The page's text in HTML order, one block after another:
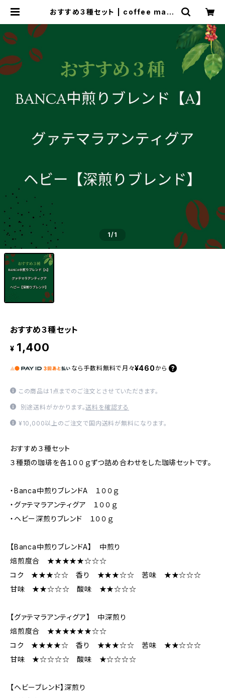
おすすめ３種セット | coffee mark
1/1
おすすめ３種セット
¥ 1,400
なら 手数料無料で 月々¥460 から
この商品は1点までのご注文とさせていただきます。
別途送料がかかります。送料を確認する
¥10,000以上のご注文で国内送料が無料になります。
おすすめ３種セット
３種類の珈琲を各１００ｇずつ詰め合わせをした珈琲セットです。
・Banca中煎りブレンドA １００ｇ
・グァテマラアンティグア １００ｇ
・ヘビー深煎りブレンド １００ｇ
【Banca中煎りブレンドA】 中煎り
焙煎度合 ★★★★★☆☆☆
コク ★★★☆☆ 香り ★★★☆☆ 苦味 ★★☆☆☆
甘味 ★★☆☆☆ 酸味 ★★☆☆☆
【グァテマラアンティグア】 中深煎り
焙煎度合 ★★★★★★☆☆
コク ★★★★☆ 香り ★★★☆☆ 苦味 ★★☆☆☆
甘味 ★☆☆☆☆ 酸味 ★☆☆☆☆
【ヘビーブレンド】深煎り